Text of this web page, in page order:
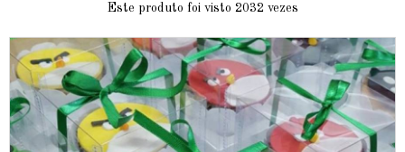
Este produto foi visto 2032 vezes